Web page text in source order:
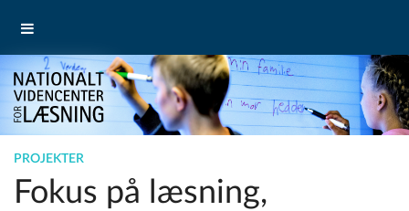
PROJEKTER
Fokus på læsning,